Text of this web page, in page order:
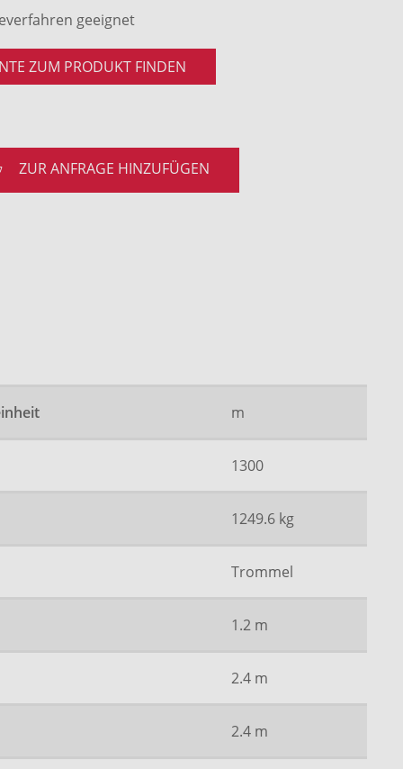
geeignet
ZUM PRODUKT FINDEN
ZUR ANFRAGE HINZUFÜGEN
m
1300
1249.6 kg
Trommel
1.2 m
2.4 m
2.4 m